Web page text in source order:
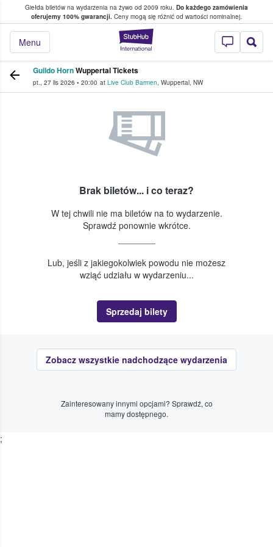
Giełda biletów na wydarzenia na żywo od 2009 roku. Do każdego zamówienia
oferujemy 100% gwarancji. Ceny mogą się różnić od wartości nominalnej.
StubHub —
Menu
w którym fani i kibice kupują i
Guildo HornWuppertal Tickets
pt., 27 lis 2026 • 20:00 at Live Club Barmen, Wuppertal, NW
Brak biletów... i co teraz?
W tej chwili nie ma biletów na to wydarzenie.
Sprawdź ponownie wkrótce.
Lub, jeśli z jakiegokolwiek powodu nie możesz
wziąć udziału w wydarzeniu...
Sprzedaj bilety
Zobacz wszystkie nadchodzące wydarzenia
Zainteresowany innymi opcjami? Sprawdź, co
mamy dostępnego.
;